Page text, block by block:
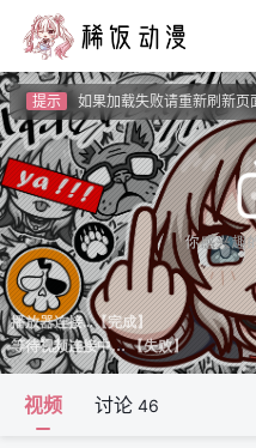
提示
视频载入速度跟网速有关
提示
提示
如果加载失败请重新刷新页
提示
视频载入速度跟网速有关，
提示
如果无法播放请安装HEVC
视频 讨论 46